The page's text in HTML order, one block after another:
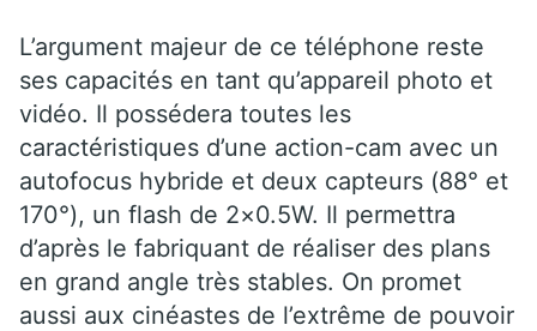
L’argument majeur de ce téléphone reste
ses capacités en tant qu’appareil photo et
vidéo. Il possédera toutes les
caractéristiques d’une action-cam avec un
autofocus hybride et deux capteurs (88° et
170°), un flash de 2×0.5W. Il permettra
d’après le fabriquant de réaliser des plans
en grand angle très stables. On promet
aussi aux cinéastes de l’extrême de pouvoir